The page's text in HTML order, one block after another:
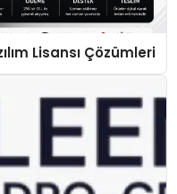
Lisansı Çözümleri